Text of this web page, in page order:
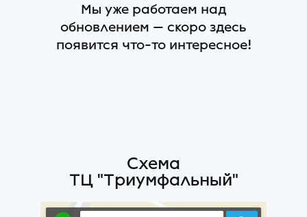
Мы уже работаем над
обновлением — скоро здесь
появится что-то интересное!
Схема
ТЦ "Триумфальный"